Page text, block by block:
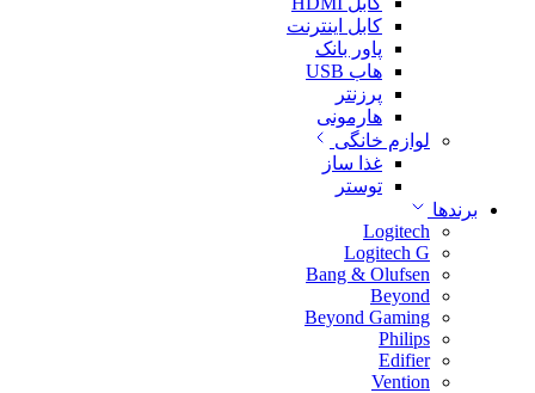
کابل اینترنت
پاور بانک
هاب USB
پرزنتر
هارمونی
لوازم خانگی
غذا ساز
توستر
برندها
Logitech
Logitech G
Bang & Olufsen
Beyond
Beyond Gaming
Philips
Edifier
Vention